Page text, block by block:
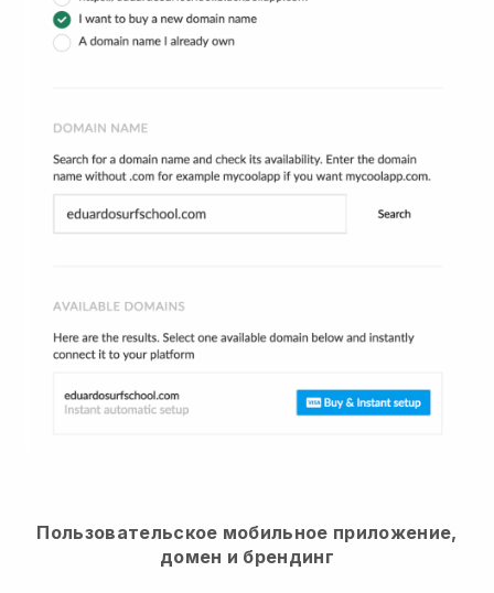
Пользовательское мобильное приложение,
домен и брендинг